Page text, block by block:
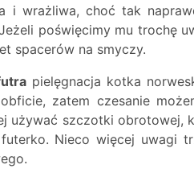
i wrażliwa, choć tak
poświęcimy mu trochę
spacerów na smyczy.
pielęgnacja kotka
zatem czesanie
używać szczotki obrotowej,
Nieco więcej uwagi